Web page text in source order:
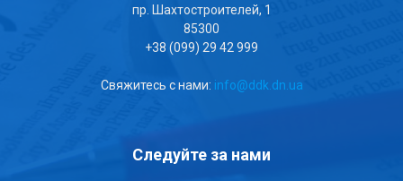
пр. Шахтостроителей, 1
85300
+38 (099) 29 42 999
Свяжитесь с нами: info@ddk.dn.ua
Следуйте за нами